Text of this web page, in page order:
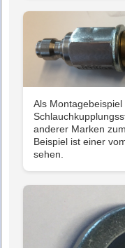
Als
anderer Marken
Beispiel ist einer
sehen.